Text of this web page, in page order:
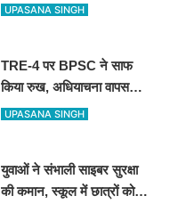
सपा को बताया ‘गिरगिट की तरह
UPASANA SINGH
TRE-4 पर BPSC ने साफ
किया रुख, अधियाचना वापस
नहीं हुई; खामियां सुधारने के बाद
UPASANA SINGH
युवाओं ने संभाली साइबर सुरक्षा
की कमान, स्कूल में छात्रों को